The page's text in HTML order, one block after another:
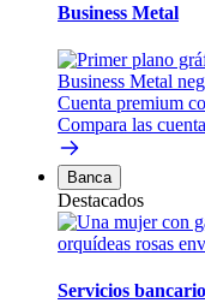
Business Metal
Cuenta premium
Compara las
Banca
Destacados
Servicios